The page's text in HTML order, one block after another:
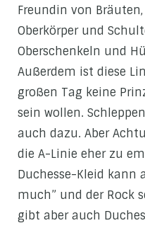
Freundin von
Oberkörper und
Oberschenkeln und
Außerdem ist diese
großen Tag keine
sein wollen.
auch dazu. Aber
die A-Linie eher zu
Duchesse-Kleid kann
much” und der Rock
gibt aber auch